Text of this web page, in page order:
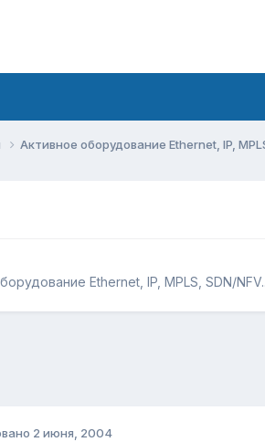
Активное оборудование Ethernet, IP,
Ethernet, IP, MPLS, SDN/
2 июня, 2004